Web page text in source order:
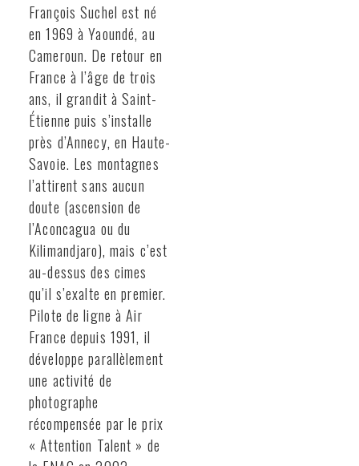
François Suchel est né
en 1969 à Yaoundé, au
Cameroun. De retour en
France à l’âge de trois
ans, il grandit à Saint-
Étienne puis s’installe
près d’Annecy, en Haute-
Savoie. Les montagnes
l’attirent sans aucun
doute (ascension de
l’Aconcagua ou du
Kilimandjaro), mais c’est
au-dessus des cimes
qu’il s’exalte en premier.
Pilote de ligne à Air
France depuis 1991, il
développe parallèlement
une activité de
photographe
récompensée par le prix
« Attention Talent » de